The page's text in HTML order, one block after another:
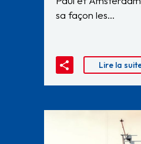
sa façon les…
Lire la